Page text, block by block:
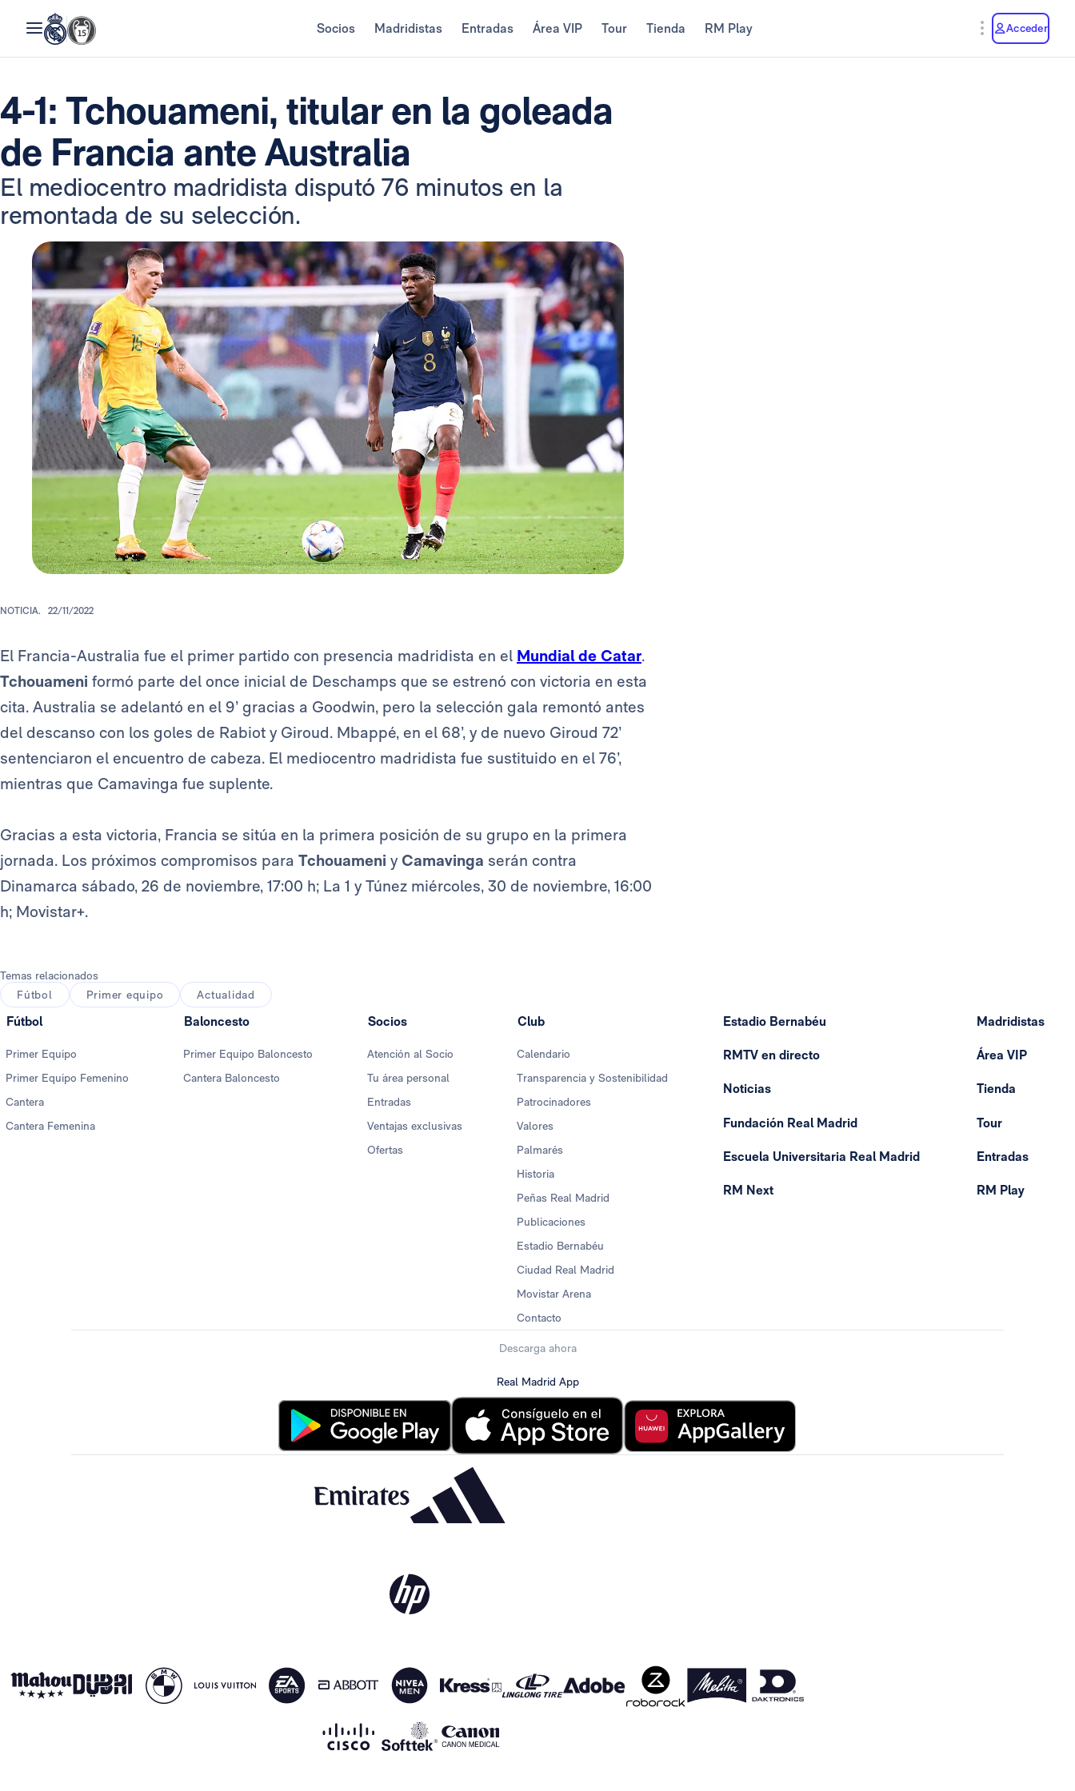
Socios Madridistas Entradas Área VIP Tour Tienda RM Play Acceder
4-1: Tchouameni, titular en la goleada
de Francia ante Australia
El mediocentro madridista disputó 76 minutos en la
remontada de su selección.
NOTICIA. 22/11/2022
El Francia-Australia fue el primer partido con presencia madridista en el Mundial de Catar.
Tchouameni formó parte del once inicial de Deschamps que se estrenó con victoria en esta
cita. Australia se adelantó en el 9’ gracias a Goodwin, pero la selección gala remontó antes
del descanso con los goles de Rabiot y Giroud. Mbappé, en el 68’, y de nuevo Giroud 72’
sentenciaron el encuentro de cabeza. El mediocentro madridista fue sustituido en el 76’,
mientras que Camavinga fue suplente.
Gracias a esta victoria, Francia se sitúa en la primera posición de su grupo en la primera
jornada. Los próximos compromisos para Tchouameni y Camavinga serán contra
Dinamarca sábado, 26 de noviembre, 17:00 h; La 1 y Túnez miércoles, 30 de noviembre, 16:00
h; Movistar+.
Temas relacionados
Fútbol
Primer equipo Actualidad
Fútbol
Primer Equipo
Primer Equipo Femenino
Cantera
Cantera Femenina
Baloncesto
Primer Equipo Baloncesto
Cantera Baloncesto
Socios
Atención al Socio
Tu área personal
Entradas
Ventajas exclusivas
Ofertas
Club
Calendario
Transparencia y Sostenibilidad
Patrocinadores
Valores
Palmarés
Historia
Peñas Real Madrid
Publicaciones
Estadio Bernabéu
Ciudad Real Madrid
Movistar Arena
Contacto
Estadio Bernabéu
RMTV en directo
Noticias
Fundación Real Madrid
Escuela Universitaria Real Madrid
RM Next
Madridistas
Área VIP
Tienda
Tour
Entradas
RM Play
Descarga ahora
Real Madrid App